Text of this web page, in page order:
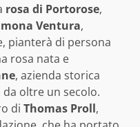
rosa di Portorose,
Ventura,
pianterà di persona
rosa nata e
, azienda storica
oltre un secolo.
di Thomas Proll,